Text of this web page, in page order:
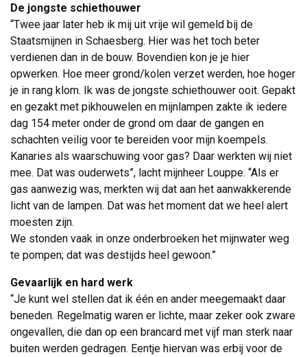
De jongste schiethouwer
“Twee jaar later heb ik mij uit vrije wil gemeld bij de
Staatsmijnen in Schaesberg. Hier was het toch beter
verdienen dan in de bouw. Bovendien kon je je hier
opwerken. Hoe meer grond/kolen verzet werden, hoe hoger
je in rang klom. Ik was de jongste schiethouwer ooit. Gepakt
en gezakt met pikhouwelen en mijnlampen zakte ik iedere
dag 154 meter onder de grond om daar de gangen en
schachten veilig voor te bereiden voor mijn koempels.
Kanaries als waarschuwing voor gas? Daar werkten wij niet
mee. Dat was ouderwets”, lacht mijnheer Louppe. “Als er
gas aanwezig was, merkten wij dat aan het aanwakkerende
licht van de lampen. Dat was het moment dat we heel alert
moesten zijn.
We stonden vaak in onze onderbroeken het mijnwater weg
te pompen; dat was destijds heel gewoon.”
Gevaarlijk en hard werk
“Je kunt wel stellen dat ik één en ander meegemaakt daar
beneden. Regelmatig waren er lichte, maar zeker ook zware
ongevallen, die dan op een brancard met vijf man sterk naar
buiten werden gedragen. Eentje hiervan was erbij voor de